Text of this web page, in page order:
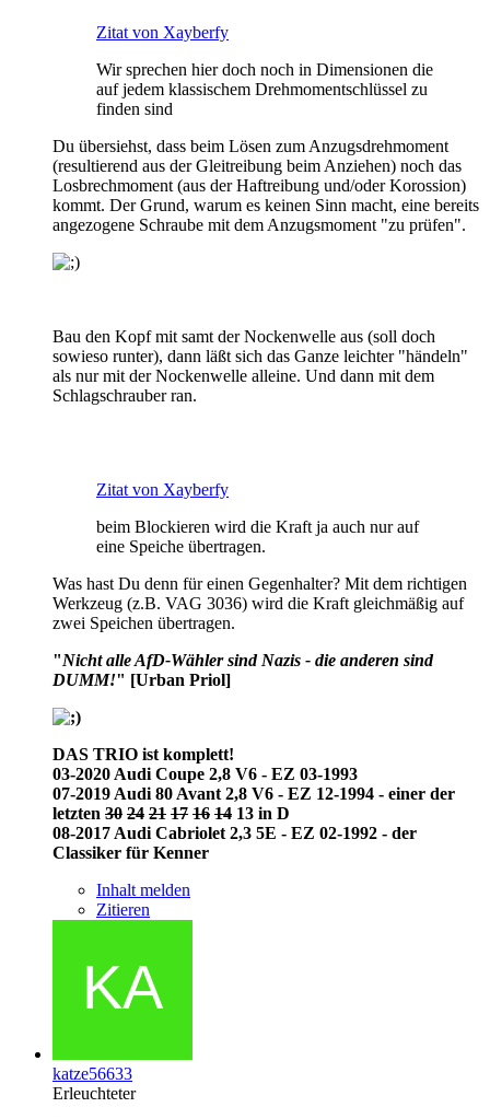
Zitat von Xayberfy
Wir sprechen hier doch noch in Dimensionen die
auf jedem klassischem Drehmomentschlüssel zu
finden sind
Du übersiehst, dass beim Lösen zum Anzugsdrehmoment
(resultierend aus der Gleitreibung beim Anziehen) noch das
Losbrechmoment (aus der Haftreibung und/oder Korossion)
kommt. Der Grund, warum es keinen Sinn macht, eine bereits
angezogene Schraube mit dem Anzugsmoment "zu prüfen".
Bau den Kopf mit samt der Nockenwelle aus (soll doch
sowieso runter), dann läßt sich das Ganze leichter "händeln"
als nur mit der Nockenwelle alleine. Und dann mit dem
Schlagschrauber ran.
Zitat von Xayberfy
beim Blockieren wird die Kraft ja auch nur auf
eine Speiche übertragen.
Was hast Du denn für einen Gegenhalter? Mit dem richtigen
Werkzeug (z.B. VAG 3036) wird die Kraft gleichmäßig auf
zwei Speichen übertragen.
"Nicht alle AfD-Wähler sind Nazis - die anderen sind
DUMM!" [Urban Priol]
DAS TRIO ist komplett!
03-2020 Audi Coupe 2,8 V6 - EZ 03-1993
07-2019 Audi 80 Avant 2,8 V6 - EZ 12-1994 - einer der
letzten 30 24 21 17 16 14 13 in D
08-2017 Audi Cabriolet 2,3 5E - EZ 02-1992 - der
Classiker für Kenner
Inhalt melden
Zitieren
katze56633
Erleuchteter